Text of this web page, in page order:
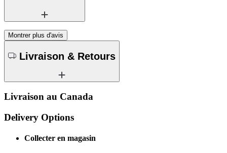
Montrer plus d'avis
Livraison & Retours
Livraison au Canada
Delivery Options
Collecter en magasin